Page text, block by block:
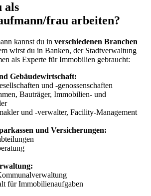
als
frau arbeiten?
kannst du in verschiedenen Branchen
wirst du in Banken, der Stadtverwaltung
als Experte für Immobilien gebraucht:
Gebäudewirtschaft:
und -genossenschaften
Bauträger, Immobilien- und
und -verwalter, Facility-Management
und Versicherungen:
für Immobilienaufgaben